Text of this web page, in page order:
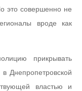
это совершенно не
вроде как
прикрывать
Днепропетровской
властью и